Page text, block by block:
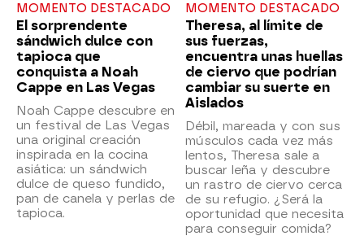
MOMENTO DESTACADO
El sorprendente
sándwich dulce con
tapioca que
conquista a Noah
Cappe en Las Vegas
Noah Cappe descubre en
un festival de Las Vegas
una original creación
inspirada en la cocina
asiática: un sándwich
dulce de queso fundido,
pan de canela y perlas de
tapioca.
MOMENTO DESTACADO
Theresa, al límite de
sus fuerzas,
encuentra unas huellas
de ciervo que podrían
cambiar su suerte en
Aislados
Débil, mareada y con sus
músculos cada vez más
lentos, Theresa sale a
buscar leña y descubre
un rastro de ciervo cerca
de su refugio. ¿Será la
oportunidad que necesita
para conseguir comida?